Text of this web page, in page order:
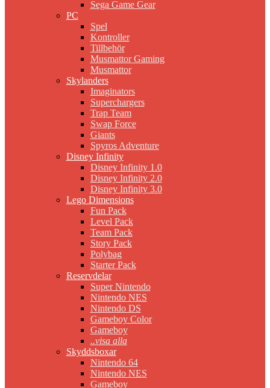
Sega Game Gear
PC
Spel
Kontroller
Tillbehör
Musmattor Gaming
Musmattor
Skylanders
Imaginators
Superchargers
Trap Team
Swap Force
Giants
Spyros Adventure
Disney Infinity
Disney Infinity 1.0
Disney Infinity 2.0
Disney Infinity 3.0
Lego Dimensions
Fun Pack
Level Pack
Team Pack
Story Pack
Polybag
Starter Pack
Reservdelar
Super Nintendo
Nintendo NES
Nintendo DS
Gameboy Color
Gameboy
..visa alla
Skyddsboxar
Nintendo 64
Nintendo NES
Gameboy